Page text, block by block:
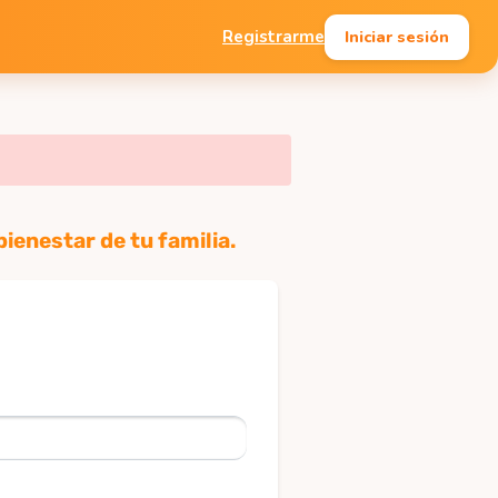
Registrarme Iniciar sesión
de tu familia.